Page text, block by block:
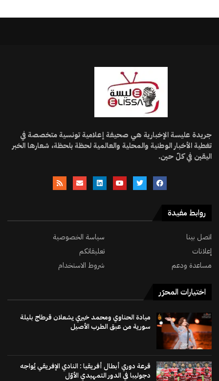
جريدة عليسة الإخبارية هي صحيفة إعلامية تونسية متخصصة في
تغطية الأخبار الوطنية والمحلية والعالمية لحظة بلحظة، شعارها الخبر
اليقين في كلّ حين.
روابط مفيدة
اتصل بينا
سياسة الخصوصية
إعلانات
تعليقاتكم
مساعدة ودعم
شروط الاستخدام
اختيارات المحرّر
ميادة الحناوي ومحمد خيري يشعلان قرطاج بليلة
سورية من عبق الطرب الأصيل
قرعة دوري أبطال أفريقيا : النادي الإفريقي يُواجه
دجوليبا في الدور التمهيدي الأوّل